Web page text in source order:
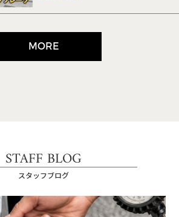
MORE
STAFF BLOG
スタッフブログ